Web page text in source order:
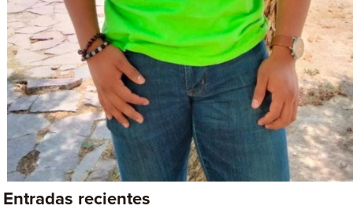
Entradas recientes